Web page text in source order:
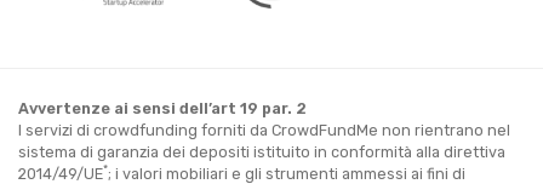
Avvertenze ai sensi dell’art 19 par. 2
I servizi di crowdfunding forniti da CrowdFundMe non rientrano nel
sistema di garanzia dei depositi istituito in conformità alla direttiva
2014/49/UE*; i valori mobiliari e gli strumenti ammessi ai fini di